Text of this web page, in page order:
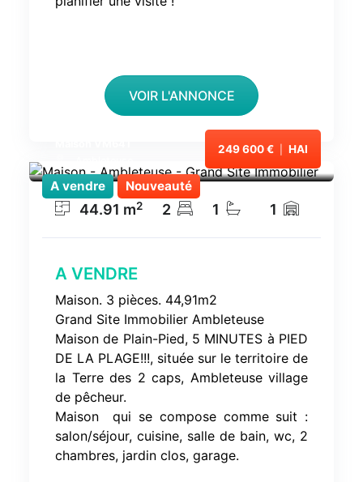
VOIR L'ANNONCE
A vendre Nouveauté
249 600 € HAI
44.91 m2 2 1 1
A VENDRE
Maison. 3 pièces. 44,91m2
Grand Site Immobilier Ambleteuse
Maison de Plain-Pied, 5 MINUTES à PIED
DE LA PLAGE!!!, située sur le territoire de
la Terre des 2 caps, Ambleteuse village
de pêcheur.
Maison qui se compose comme suit :
salon/séjour, cuisine, salle de bain, wc, 2
chambres, jardin clos, garage.